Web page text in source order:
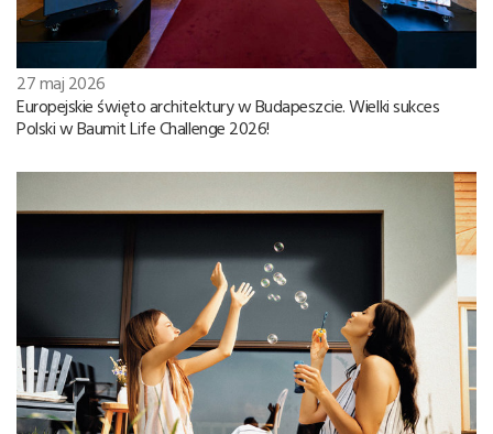
27 maj 2026
Europejskie święto architektury w Budapeszcie. Wielki sukces
Polski w Baumit Life Challenge 2026!